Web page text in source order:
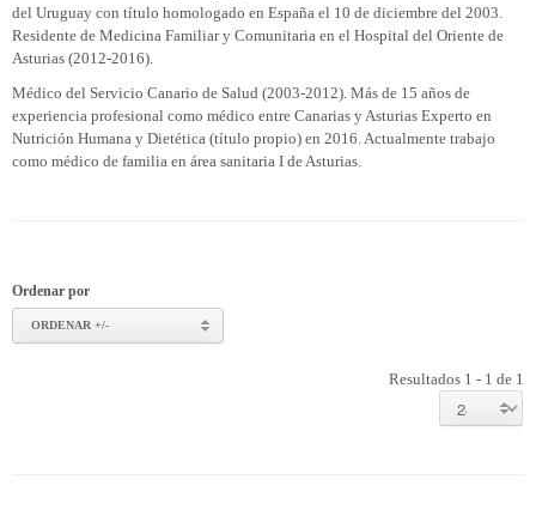
del Uruguay con título homologado en España el 10 de diciembre del 2003.
Residente de Medicina Familiar y Comunitaria en el Hospital del Oriente de
Asturias (2012-2016).
Médico del Servicio Canario de Salud (2003-2012). Más de 15 años de
experiencia profesional como médico entre Canarias y Asturias Experto en
Nutrición Humana y Dietética (título propio) en 2016. Actualmente trabajo
como médico de familia en área sanitaria I de Asturias.
Ordenar por
ORDENAR +/-
Resultados 1 - 1 de 1